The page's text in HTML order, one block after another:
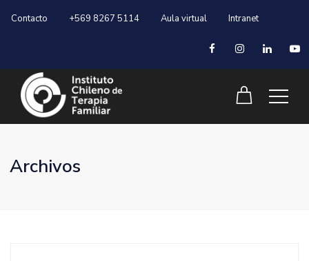
Contacto +569 8267 5114 Aula virtual Intranet
Archivos